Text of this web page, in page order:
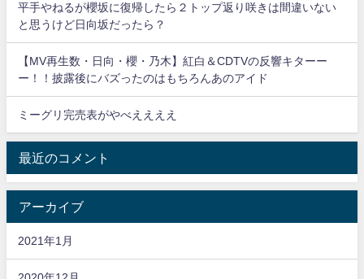
平手やねるが櫻坂に復帰したら２トップ返り咲きは間違いない
と思うけど日向坂だったら？
【MV再生数・日向・櫻・乃木】紅白＆CDTVの反響キターー
ー！！披露後にバズったのはもちろんあのアイド
ミーグリ完売表がやべええええ
最近のコメント
アーカイブ
2021年1月